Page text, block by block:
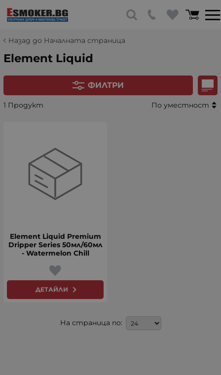
Назад до Началната страница
Element Liquid
ФИЛТРИ
1 Продукт По уместност
Element Liquid Premium
Dripper Series 50мл/60мл
- Watermelon Chill
ДЕТАЙЛИ
На страница по: